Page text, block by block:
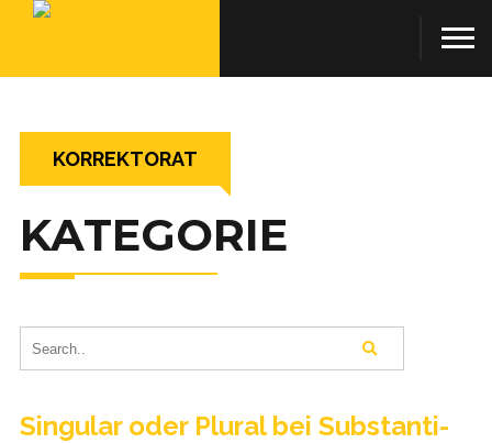
KORREKTORAT
KATEGORIE
Sin­gu­lar oder Plu­ral bei Sub­stan­ti­